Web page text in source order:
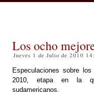
Los ocho
Jueves 1 de Julio de 2010
Especulaciones sobre
2010, etapa en la
sudamericanos.